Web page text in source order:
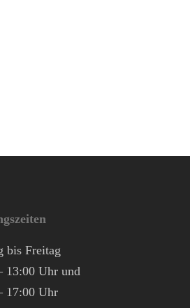
bis Freitag
13:00 Uhr und
17:00 Uhr